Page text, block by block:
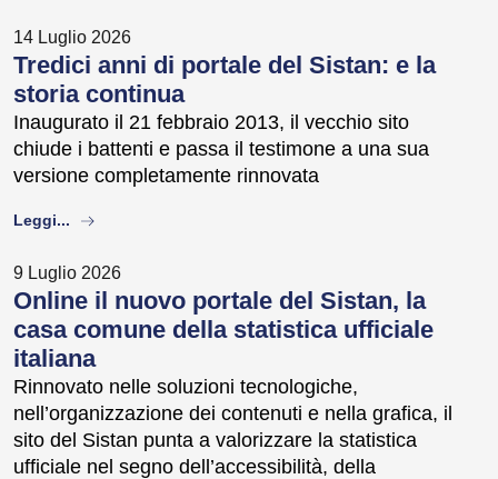
14 Luglio 2026
Tredici anni di portale del Sistan: e la
storia continua
Inaugurato il 21 febbraio 2013, il vecchio sito
chiude i battenti e passa il testimone a una sua
versione completamente rinnovata
Leggi... about
9 Luglio 2026
Online il nuovo portale del Sistan, la
casa comune della statistica ufficiale
italiana
Rinnovato nelle soluzioni tecnologiche,
nell’organizzazione dei contenuti e nella grafica, il
sito del Sistan punta a valorizzare la statistica
ufficiale nel segno dell’accessibilità, della